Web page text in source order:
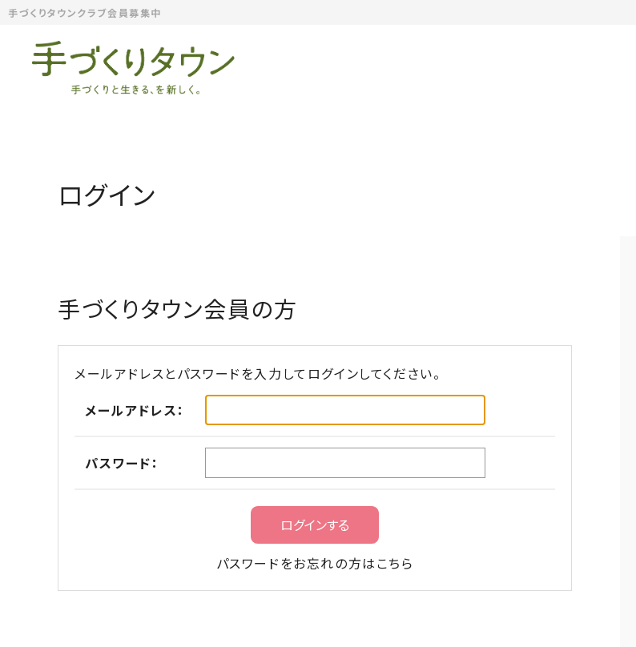
手づくりタウンクラブ会員募集中
ログイン
手づくりタウン会員の方
メールアドレスとパスワードを入力してログインしてください。
メールアドレス：
パスワード：
パスワードをお忘れの方はこちら